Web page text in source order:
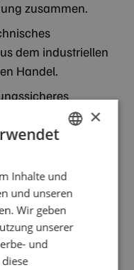
zusammen.
dem industriellen
Handel.
für
Partner
mit hohem
möchte.
ENGLISH
×
Inhalte und
und unseren
Wir geben
unserer
und